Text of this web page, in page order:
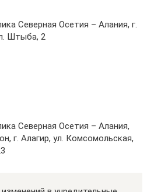
Северная Осетия – Алания, г.
Штыба, 2
Северная Осетия – Алания,
г. Алагир, ул. Комсомольская,